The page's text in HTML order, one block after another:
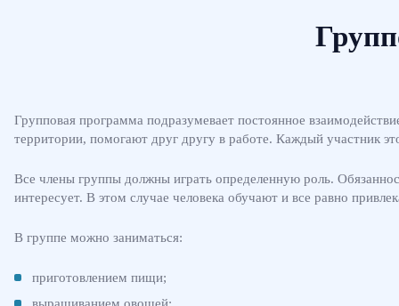
Групповая программа подразумевает постоянное
территории, помогают друг другу в работе. Каждый участник
Все члены группы должны играть определенную роль.
интересует. В этом случае человека обучают и все равно
В группе можно заниматься:
приготовлением пищи;
выращиванием овощей;